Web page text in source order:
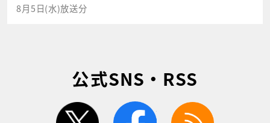
8月5日(水)放送分
公式SNS・RSS
twitter facebook